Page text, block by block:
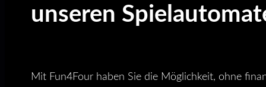
unseren
Mit Fun4Four haben Sie die Möglichkeit, ohne